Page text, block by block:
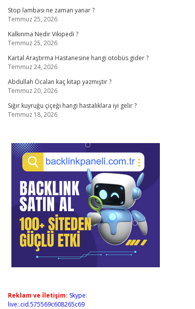
Stop lambası ne zaman yanar ?
Temmuz 25, 2026
Kalkınma Nedir Vikipedi ?
Temmuz 25, 2026
Kartal Araştırma Hastanesine hangi otobüs gider ?
Temmuz 24, 2026
Abdullah Öcalan kaç kitap yazmıştır ?
Temmuz 20, 2026
Sığır kuyruğu çiçeği hangi hastalıklara iyi gelir ?
Temmuz 18, 2026
Reklam ve İletişim: Skype:
live:.cid.575569c608265c69